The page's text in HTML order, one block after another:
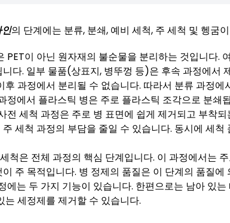
의 단계에는 분류, 분쇄, 예비 세척, 주 세척 및 헹굼
PET이 아닌 원자재의 불순물을 분리하는 것입니다.
니다. 일부 물품(상표지, 병뚜껑 등)은 후속 과정에서
후 과정에서 분리될 수 없습니다. 따라서 분류 과정
정에서 플라스틱 병은 주로 플라스틱 조각으로 분쇄
전 세척 과정은 주로 병 표면에 쉽게 제거되고 부착
세척 과정의 부담을 줄일 수 있습니다. 동시에 세
척은 전체 과정의 핵심 단계입니다. 이 과정에서는
주 목적입니다. 병 정제의 품질은 이 단계의 품질에
에는 두 가지 기능이 있습니다. 한편으로는 남아 있
는 세정제를 제거할 수 있습니다.